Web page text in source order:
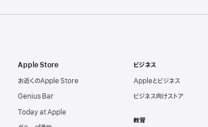
Apple Store
お近くのApple Store
Genius Bar
Today at Apple
ビジネス
Appleとビジネス
ビジネス向けストア
教育